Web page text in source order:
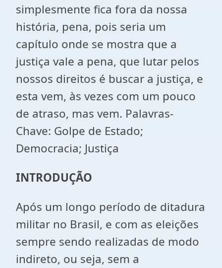
simplesmente fica fora da nossa
história, pena, pois seria um
capítulo onde se mostra que a
justiça vale a pena, que lutar pelos
nossos direitos é buscar a justiça, e
esta vem, às vezes com um pouco
de atraso, mas vem. Palavras-
Chave: Golpe de Estado;
Democracia; Justiça
INTRODUÇÃO
Após um longo período de ditadura
militar no Brasil, e com as eleições
sempre sendo realizadas de modo
indireto, ou seja, sem a